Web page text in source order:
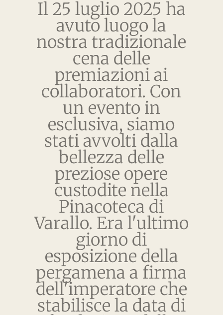
Il 25 luglio 2025 ha
avuto luogo la
nostra tradizionale
cena delle
premiazioni ai
collaboratori. Con
un evento in
esclusiva, siamo
stati avvolti dalla
bellezza delle
preziose opere
custodite nella
Pinacoteca di
Varallo. Era l'ultimo
giorno di
esposizione della
pergamena a firma
dell'imperatore che
stabilisce la data di